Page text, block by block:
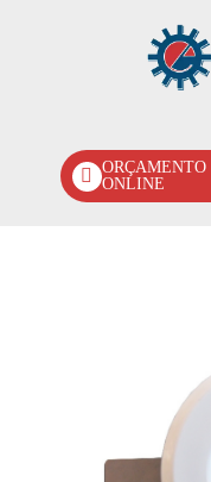
ORÇAMENTO
ONLINE